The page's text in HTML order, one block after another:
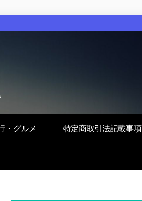
・グルメ 特定商取引法記載事項